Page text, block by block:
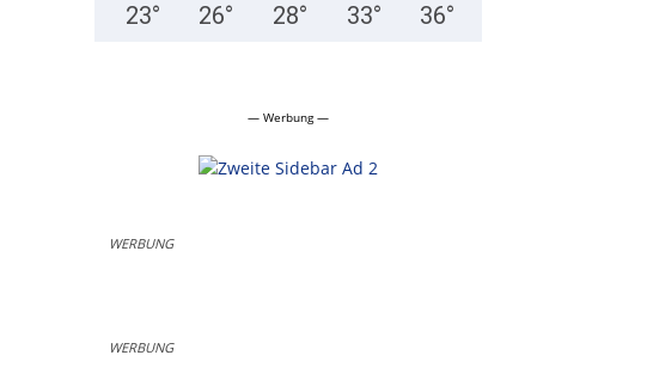
23° 26° 28° 33° 36°
— Werbung —
WERBUNG
WERBUNG